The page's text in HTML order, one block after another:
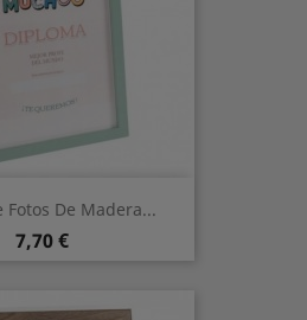
Fotos De Madera...
Precio
7,70 €